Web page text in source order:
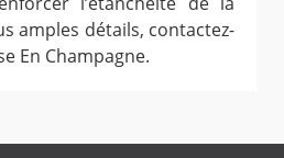
amples détails, contactez-
En Champagne.